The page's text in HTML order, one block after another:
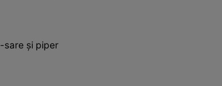
-sare şi piper